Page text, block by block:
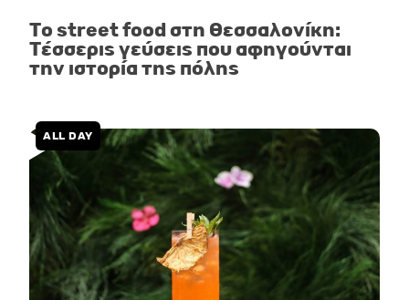
Το street food στη Θεσσαλονίκη:
Τέσσερις γεύσεις που αφηγούνται
την ιστορία της πόλης
ALL DAY